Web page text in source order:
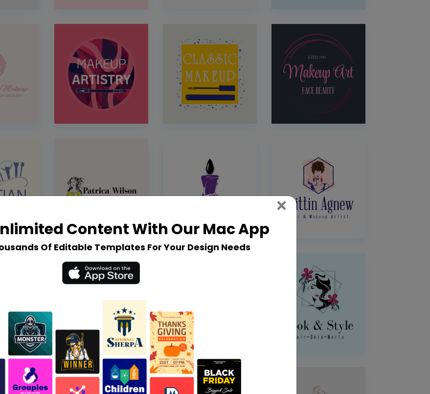
Content With Our Mac App
Of Editable Templates For Your Design Needs
× Close